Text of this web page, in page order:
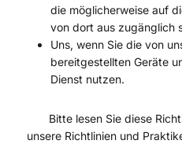
die möglicherweise auf
von dort aus zugänglich
Uns, wenn Sie die von
bereitgestellten Geräte
Dienst nutzen.
Bitte lesen Sie diese
unsere Richtlinien und